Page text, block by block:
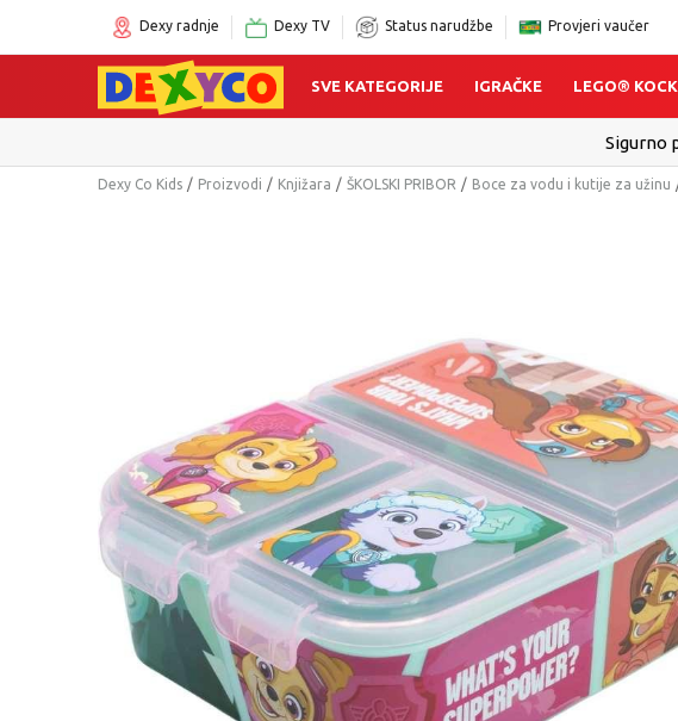
Dexy radnje Dexy TV Status narudžbe Provjeri vaučer
SVE KATEGORIJE IGRAČKE LEGO®
Click&Collect -
Dexy Co Kids Proizvodi Knjižara ŠKOLSKI PRIBOR Boce za vodu i kutije za užinu